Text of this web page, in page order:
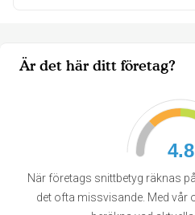
Är det här ditt företag?
4.8
När företags snittbetyg räknas
det ofta missvisande. Med vår